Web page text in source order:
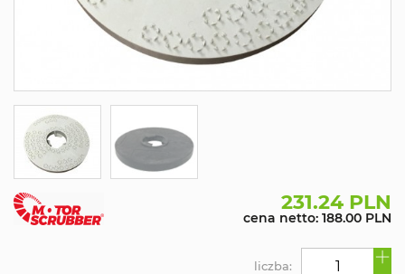
231.24 PLN
cena netto: 188.00 PLN
liczba: